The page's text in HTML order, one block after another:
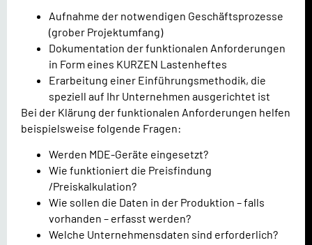
Aufnahme der notwendigen Geschäftsprozesse
(grober Projektumfang)
Dokumentation der funktionalen Anforderungen
in Form eines KURZEN Lastenheftes
Erarbeitung einer Einführungsmethodik, die
speziell auf Ihr Unternehmen ausgerichtet ist
Bei der Klärung der funktionalen Anforderungen helfen
beispielsweise folgende Fragen:
Werden MDE-Geräte eingesetzt?
Wie funktioniert die Preisfindung
/Preiskalkulation?
Wie sollen die Daten in der Produktion – falls
vorhanden – erfasst werden?
Welche Unternehmensdaten sind erforderlich?